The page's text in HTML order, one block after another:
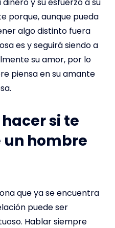
porque, aunque pueda
algo distinto fuera
es y seguirá siendo a
su amor, por lo
piensa en su amante
si te
hombre
que ya se encuentra
puede ser
Hablar siempre